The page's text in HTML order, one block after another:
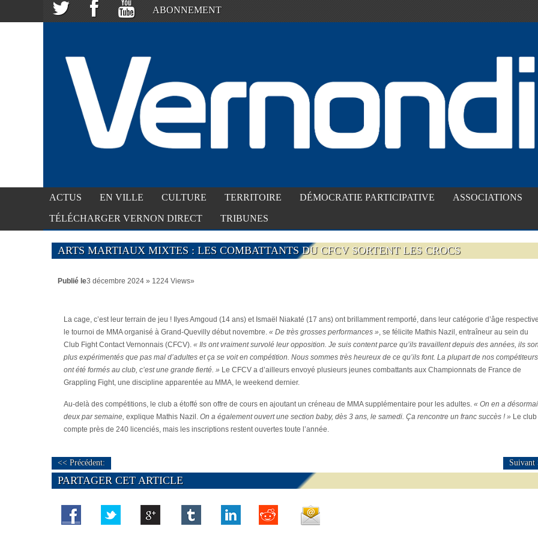
ABONNEMENT
ACTUS EN VILLE CULTURE TERRITOIRE DÉMOCRATIE PARTICIPATIVE ASSOCIATIONS
TÉLÉCHARGER VERNON DIRECT TRIBUNES
ARTS MARTIAUX MIXTES : LES COMBATTANTS DU CFCV SORTENT LES CROCS
Publié le3 décembre 2024 » 1224 Views»
La cage, c’est leur terrain de jeu ! Ilyes Amgoud (14 ans) et Ismaël Niakaté (17 ans) ont brillamment remporté, dans leur catégorie d’âge respective,
le tournoi de MMA organisé à Grand-Quevilly début novembre. « De très grosses performances » , se félicite Mathis Nazil, entraîneur au sein du
Club Fight Contact Vernonnais (CFCV). « Ils ont vraiment survolé leur opposition. Je suis content parce qu’ils travaillent depuis des années, ils
plus expérimentés que pas mal d’adultes et ça se voit en compétition. Nous sommes très heureux de ce qu’ils font. La plupart de nos compétiteurs
ont été formés au club, c’est une grande fierté. » Le CFCV a d’ailleurs envoyé plusieurs jeunes combattants aux Championnats de France de
Grappling Fight, une discipline apparentée au MMA, le weekend dernier.
Au-delà des compétitions, le club a étoffé son offre de cours en ajoutant un créneau de MMA supplémentaire pour les adultes. « On en a
deux par semaine, explique Mathis Nazil. On a également ouvert une section baby, dès 3 ans, le samedi. Ça rencontre un franc succès ! » Le club
compte près de 240 licenciés, mais les inscriptions restent ouvertes toute l’année.
<< Précédent: Suivant
PARTAGER CET ARTICLE